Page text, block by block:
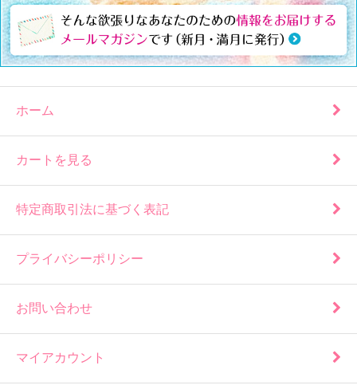
ホーム
カートを見る
特定商取引法に基づく表記
プライバシーポリシー
お問い合わせ
マイアカウント